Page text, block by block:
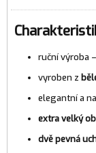
ruční výroba
vyroben z
elegantní a
extra velký
dvě pevná